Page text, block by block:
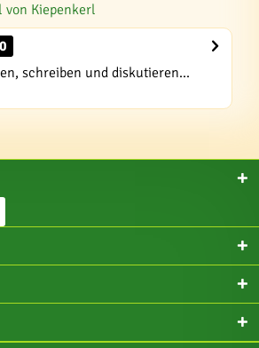
von Kiepenkerl
0
schreiben und diskutieren...